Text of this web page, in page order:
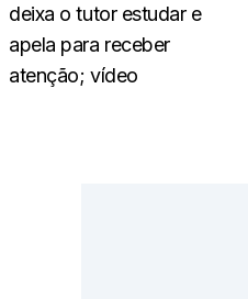
deixa o tutor estudar e
apela para receber
atenção; vídeo